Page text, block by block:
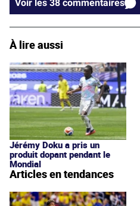
Voir les 38 commentaires
À lire aussi
Jérémy Doku a pris un
produit dopant pendant le
Mondial
Articles en tendances